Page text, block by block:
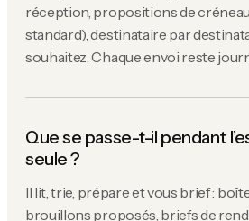
réception, propositions de
standard), destinataire par
souhaitez. Chaque envoi reste
Que se passe-t-il pendant
seule ?
Il lit, trie, prépare et vous brief :
brouillons proposés, briefs de